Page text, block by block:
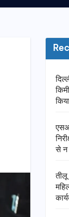
से